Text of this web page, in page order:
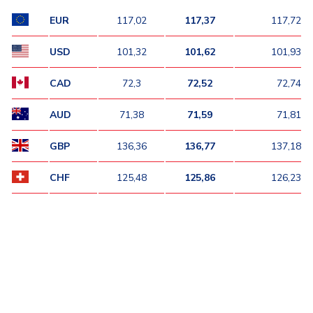
EUR 117,02 117,37 117,72
USD 101,32 101,62 101,93
CAD 72,3 72,52 72,74
AUD 71,38 71,59 71,81
GBP 136,36 136,77 137,18
CHF 125,48 125,86 126,23